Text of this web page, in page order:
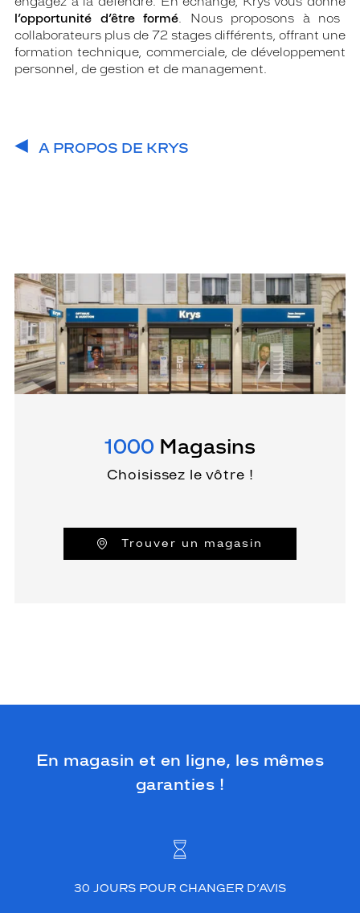
l’opportunité d’être formé. Nous proposons à nos
collaborateurs plus de 72 stages différents, offrant une
formation technique, commerciale, de développement
personnel, de gestion et de management.
A PROPOS DE KRYS
1000 Magasins
Choisissez le vôtre !
Trouver un magasin
En magasin et en ligne, les mêmes
garanties !
30 JOURS POUR CHANGER D’AVIS